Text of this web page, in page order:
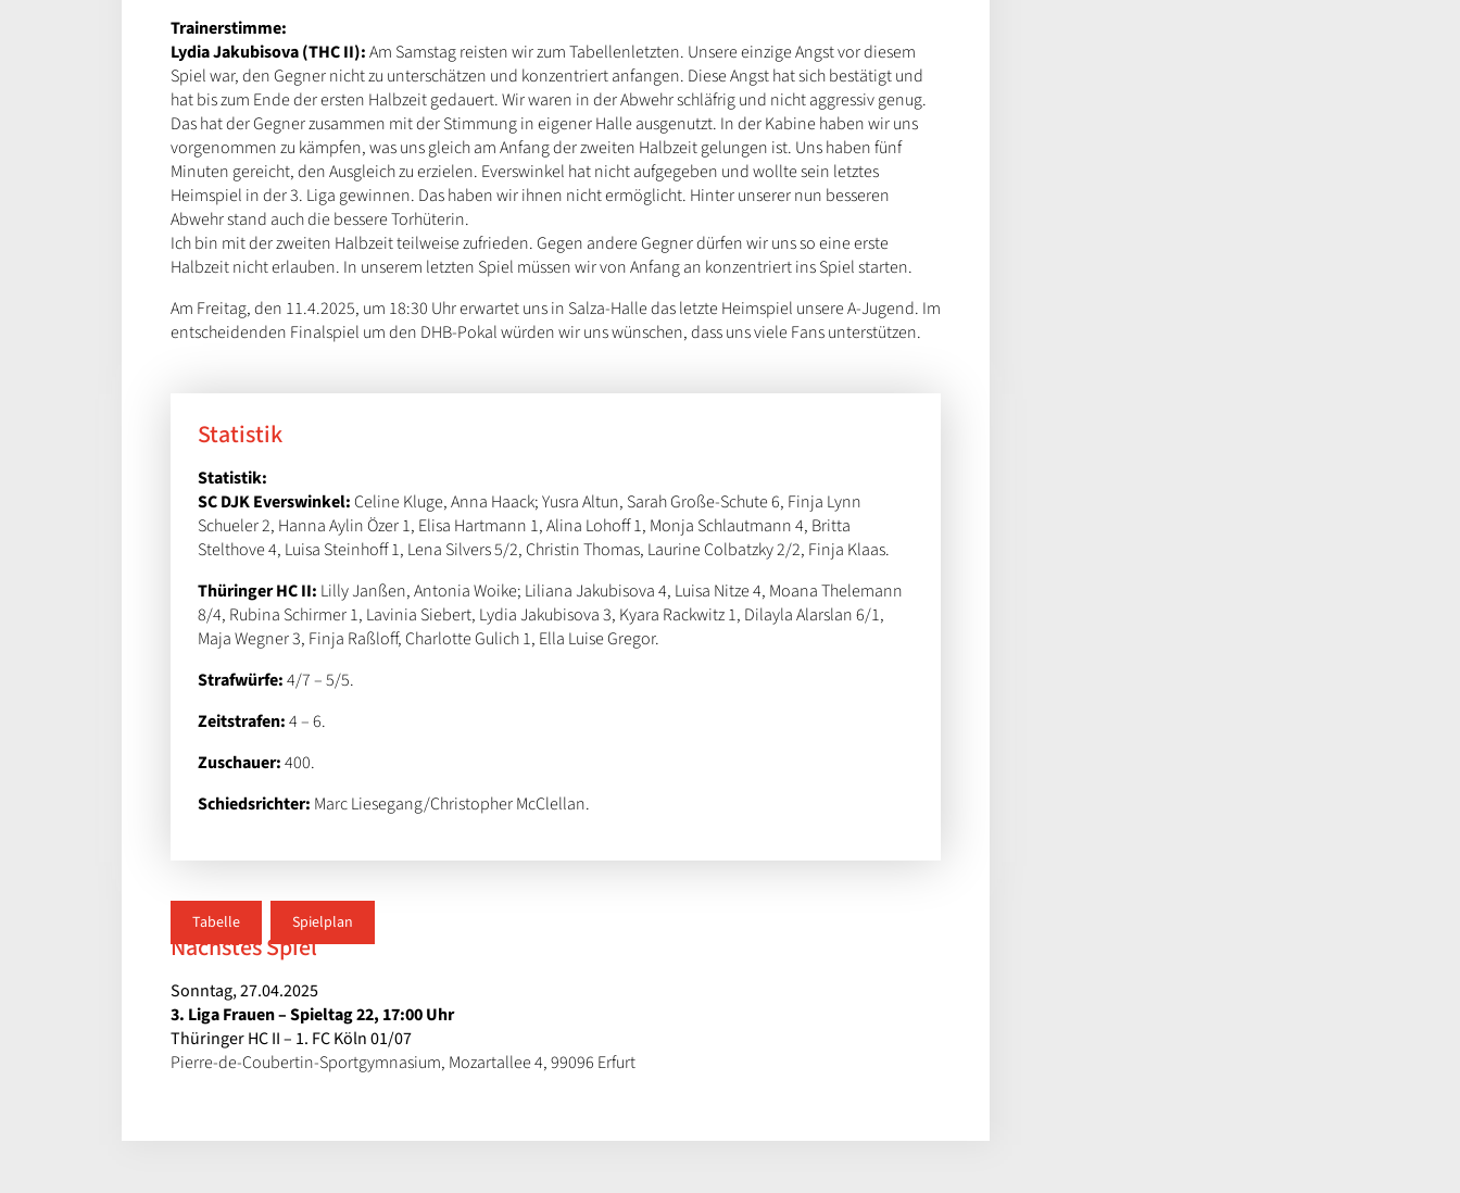
Trainerstimme:
Lydia Jakubisova (THC II):Am Samstag reisten wir zum Tabellenletzten. Unsere einzige Angst vor diesem
Spiel war, den Gegner nicht zu unterschätzen und konzentriert anfangen. Diese Angst hat sich bestätigt und
hat bis zum Ende der ersten Halbzeit gedauert. Wir waren in der Abwehr schläfrig und nicht aggressiv genug.
Das hat der Gegner zusammen mit der Stimmung in eigener Halle ausgenutzt. In der Kabine haben wir uns
vorgenommen zu kämpfen, was uns gleich am Anfang der zweiten Halbzeit gelungen ist. Uns haben fünf
Minuten gereicht, den Ausgleich zu erzielen. Everswinkel hat nicht aufgegeben und wollte sein letztes
Heimspiel in der 3. Liga gewinnen. Das haben wir ihnen nicht ermöglicht. Hinter unserer nun besseren
Abwehr stand auch die bessere Torhüterin.
Ich bin mit der zweiten Halbzeit teilweise zufrieden. Gegen andere Gegner dürfen wir uns so eine erste
Halbzeit nicht erlauben. In unserem letzten Spiel müssen wir von Anfang an konzentriert ins Spiel starten.
Am Freitag, den 11.4.2025, um 18:30 Uhr erwartet uns in Salza-Halle das letzte Heimspiel unsere A-Jugend. Im
entscheidenden Finalspiel um den DHB-Pokal würden wir uns wünschen, dass uns viele Fans unterstützen.
Statistik
Statistik:
SC DJK Everswinkel:Celine Kluge, Anna Haack; Yusra Altun, Sarah Große-Schute 6, Finja Lynn
Schueler 2, Hanna Aylin Özer 1, Elisa Hartmann 1, Alina Lohoff 1, Monja Schlautmann 4, Britta
Stelthove 4, Luisa Steinhoff 1, Lena Silvers 5/2, Christin Thomas, Laurine Colbatzky 2/2, Finja Klaas.
Thüringer HC II: Lilly Janßen, Antonia Woike; Liliana Jakubisova 4, Luisa Nitze 4, Moana Thelemann
8/4, Rubina Schirmer 1, Lavinia Siebert, Lydia Jakubisova 3, Kyara Rackwitz 1, Dilayla Alarslan 6/1,
Maja Wegner 3, Finja Raßloff, Charlotte Gulich 1, Ella Luise Gregor.
Strafwürfe:4/7 – 5/5.
Zeitstrafen:4 – 6.
Zuschauer:400.
Schiedsrichter: Marc Liesegang/Christopher McClellan.
Tabelle Spielplan
Nächstes Spiel
Sonntag, 27.04.2025
3. Liga Frauen – Spieltag 22, 17:00 Uhr
Thüringer HC II – 1. FC Köln 01/07
Pierre-de-Coubertin-Sportgymnasium, Mozartallee 4, 99096 Erfurt